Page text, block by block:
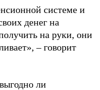
системе и
денег на
на руки, они
– говорит
ли